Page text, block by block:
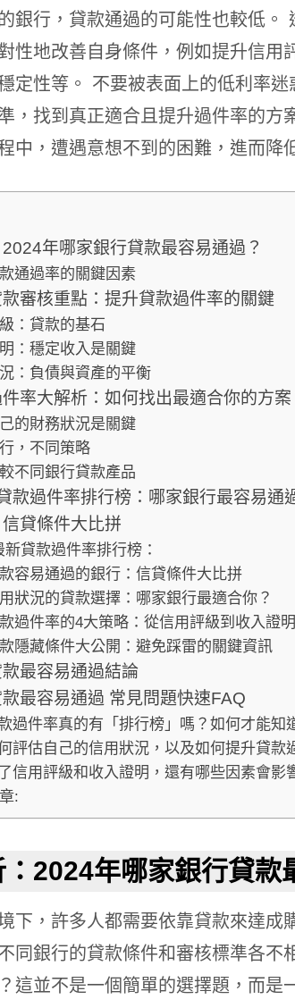
銀行，貸款通過的可能性也較低。
性地改善自身條件，例如提升信用
定性等。 不要被表面上的低利率
，找到真正適合且提升過件率的方
中，遭遇意想不到的困難，進而降
年哪家銀行貸款最容易通過？
通過率的關鍵因素
審核重點：提升貸款過件率的關鍵
：貸款的基石
：穩定收入是關鍵
：負債與資產的平衡
率大解析：如何找出最適合你的方案
的財務狀況是關鍵
，不同策略
不同銀行貸款產品
款過件率排行榜：哪家銀行最容易通
貸條件大比拼
新貸款過件率排行榜：
容易通過的銀行：信貸條件大比拼
狀況的貸款選擇：哪家銀行最適合你？
過件率的4大策略：從信用評級到收入證明
隱藏條件大公開：避免踩雷的關鍵資訊
最容易通過結論
最容易通過 常見問題快速FAQ
過件率真的有「排行榜」嗎？如何才能知
評估自己的信用狀況，以及如何提升貸款
信用評級和收入證明，還有哪些因素會影
:
2024年哪家銀行貸款
下，許多人都需要依靠貸款來達成
同銀行的貸款條件和審核標準各不
這並不是一個簡單的選擇題，而是